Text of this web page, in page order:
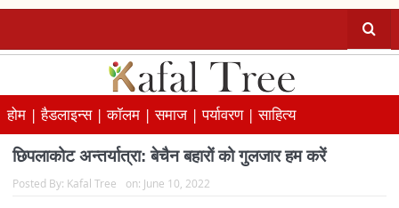
होम |हैडलाइन्स |कॉलम |समाज |पर्यावरण |साहित्य
छिपलाकोट अन्तर्यात्रा: बेचैन बहारों को गुलजार हम करें
Posted By: Kafal Tree on: June 10, 2022